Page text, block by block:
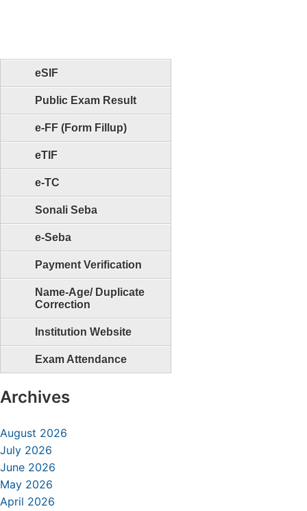
eSIF
Public Exam Result
e-FF (Form Fillup)
eTIF
e-TC
Sonali Seba
e-Seba
Payment Verification
Name-Age/ Duplicate
Correction
Institution Website
Exam Attendance
Archives
August 2026
July 2026
June 2026
May 2026
April 2026